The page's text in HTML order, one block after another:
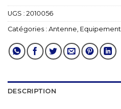
UGS : 2010056
Catégories : Antenne Equipement
DESCRIPTION